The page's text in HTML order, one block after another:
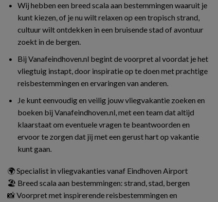
Wij hebben een breed scala aan bestemmingen waaruit je
kunt kiezen, of je nu wilt relaxen op een tropisch strand,
cultuur wilt ontdekken in een bruisende stad of avontuur
zoekt in de bergen.
Bij Vanafeindhoven.nl begint de voorpret al voordat je het
vliegtuig instapt, door inspiratie op te doen met prachtige
reisbestemmingen en ervaringen van anderen.
Je kunt eenvoudig en veilig jouw vliegvakantie zoeken en
boeken bij Vanafeindhoven.nl, met een team dat altijd
klaarstaat om eventuele vragen te beantwoorden en
ervoor te zorgen dat jij met een gerust hart op vakantie
kunt gaan.
🌍 Specialist in vliegvakanties vanaf Eindhoven Airport
🏖️ Breed scala aan bestemmingen: strand, stad, bergen
📸 Voorpret met inspirerende reisbestemmingen en